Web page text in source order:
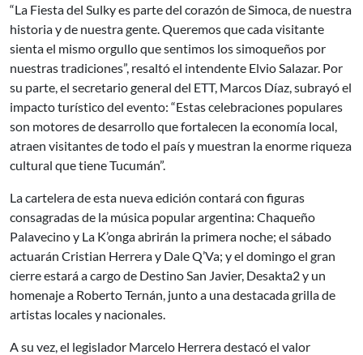
“La Fiesta del Sulky es parte del corazón de Simoca, de nuestra
historia y de nuestra gente. Queremos que cada visitante
sienta el mismo orgullo que sentimos los simoqueños por
nuestras tradiciones”, resaltó el intendente Elvio Salazar. Por
su parte, el secretario general del ETT, Marcos Díaz, subrayó el
impacto turístico del evento: “Estas celebraciones populares
son motores de desarrollo que fortalecen la economía local,
atraen visitantes de todo el país y muestran la enorme riqueza
cultural que tiene Tucumán”.
La cartelera de esta nueva edición contará con figuras
consagradas de la música popular argentina: Chaqueño
Palavecino y La K’onga abrirán la primera noche; el sábado
actuarán Cristian Herrera y Dale Q’Va; y el domingo el gran
cierre estará a cargo de Destino San Javier, Desakta2 y un
homenaje a Roberto Ternán, junto a una destacada grilla de
artistas locales y nacionales.
A su vez, el legislador Marcelo Herrera destacó el valor